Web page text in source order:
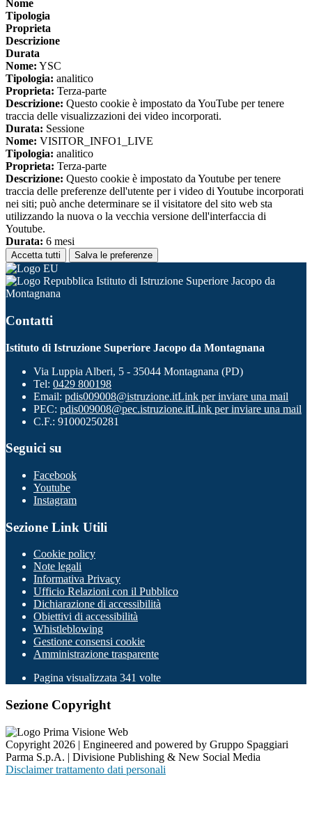
Nome
Tipologia
Proprieta
Descrizione
Durata
Nome: YSC
Tipologia: analitico
Proprieta: Terza-parte
Descrizione: Questo cookie è impostato da YouTube per tenere
traccia delle visualizzazioni dei video incorporati.
Durata: Sessione
Nome: VISITOR_INFO1_LIVE
Tipologia: analitico
Proprieta: Terza-parte
Descrizione: Questo cookie è impostato da Youtube per tenere
traccia delle preferenze dell'utente per i video di Youtube incorporati
nei siti; può anche determinare se il visitatore del sito web sta
utilizzando la nuova o la vecchia versione dell'interfaccia di
Youtube.
Durata: 6 mesi
Accetta tutti Salva le preferenze
Istituto di Istruzione Superiore Jacopo da
Montagnana
Contatti
Istituto di Istruzione Superiore Jacopo da Montagnana
Via Luppia Alberi, 5 - 35044 Montagnana (PD)
Tel: 0429 800198
Email: pdis009008@istruzione.itLink per inviare una mail
PEC: pdis009008@pec.istruzione.itLink per inviare una mail
C.F.: 91000250281
Seguici su
Facebook
Youtube
Instagram
Sezione Link Utili
Cookie policy
Note legali
Informativa Privacy
Ufficio Relazioni con il Pubblico
Dichiarazione di accessibilità
Obiettivi di accessibilità
Whistleblowing
Gestione consensi cookie
Amministrazione trasparente
Pagina visualizzata 341 volte
Sezione Copyright
Copyright 2026 | Engineered and powered by Gruppo Spaggiari
Parma S.p.A. | Divisione Publishing & New Social Media
Disclaimer trattamento dati personali